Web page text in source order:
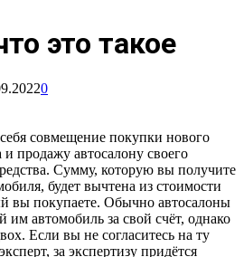
это такое
0
совмещение покупки нового
и продажу автосалону своего
Сумму, которую вы получите
будет вычтена из стоимости
вы покупаете. Обычно автосалоны
автомобиль за свой счёт, однако
Если вы не согласитесь на ту
за экспертизу придётся